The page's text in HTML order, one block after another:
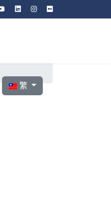
選擇你的語言
繁